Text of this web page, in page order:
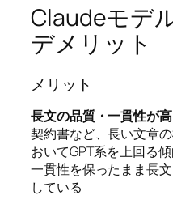
Claudeモデ
デメリット
メリット
長文の品質・一貫性が
契約書など、長い文章
おいてGPT系を上回る
一貫性を保ったまま長
している